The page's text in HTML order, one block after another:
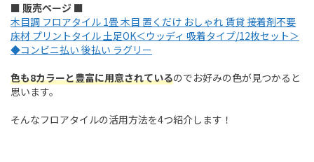
■ 販売ページ ■
木目調 フロアタイル 1畳 木目 置くだけ おしゃれ 賃貸 接着剤不要
床材 プリントタイル 土足OK＜ウッディ 吸着タイプ/12枚セット＞
◆コンビニ払い 後払い ラグリー
色も8カラーと豊富に用意されているのでお好みの色が見つかると
思います。
そんなフロアタイルの活用方法を4つ紹介します！